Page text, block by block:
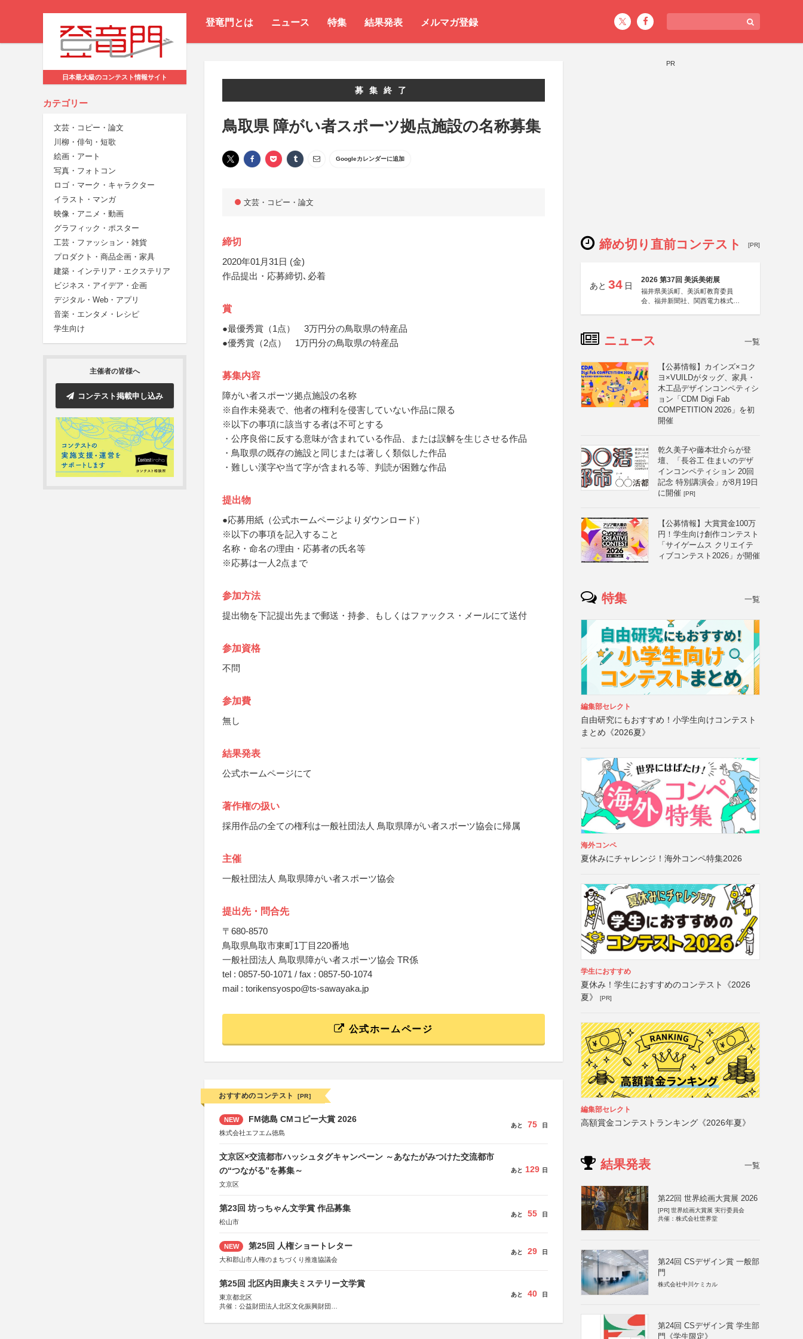
登竜門とは ニュース 特集 結果発表 メルマガ登録
日本最大級のコンテスト情報サイト
カテゴリー
文芸・コピー・論文
川柳・俳句・短歌
絵画・アート
写真・フォトコン
ロゴ・マーク・キャラクター
イラスト・マンガ
映像・アニメ・動画
グラフィック・ポスター
工芸・ファッション・雑貨
プロダクト・商品企画・家具
建築・インテリア・エクステリア
ビジネス・アイデア・企画
デジタル・Web・アプリ
音楽・エンタメ・レシピ
学生向け
主催者の皆様へ
コンテスト掲載申し込み
募集終了
鳥取県 障がい者スポーツ拠点施設の名称募集
Googleカレンダーに追加
文芸・コピー・論文
締切
2020年01月31日 (金)
作品提出・応募締切､必着
賞
●最優秀賞（1点） 3万円分の鳥取県の特産品
●優秀賞（2点） 1万円分の鳥取県の特産品
募集内容
障がい者スポーツ拠点施設の名称
※自作未発表で、他者の権利を侵害していない作品に限る
※以下の事項に該当する者は不可とする
・公序良俗に反する意味が含まれている作品、または誤解を生じさせる作品
・鳥取県の既存の施設と同じまたは著しく類似した作品
・難しい漢字や当て字が含まれる等、判読が困難な作品
提出物
●応募用紙（公式ホームページよりダウンロード）
※以下の事項を記入すること
名称・命名の理由・応募者の氏名等
※応募は一人2点まで
参加方法
提出物を下記提出先まで郵送・持参、もしくはファックス・メールにて送付
参加資格
不問
参加費
無し
結果発表
公式ホームページにて
著作権の扱い
採用作品の全ての権利は一般社団法人 鳥取県障がい者スポーツ協会に帰属
主催
一般社団法人 鳥取県障がい者スポーツ協会
提出先・問合先
〒680-8570
鳥取県鳥取市東町1丁目220番地
一般社団法人 鳥取県障がい者スポーツ協会 TR係
tel : 0857-50-1071 / fax : 0857-50-1074
mail : torikensyospo@ts-sawayaka.jp
公式ホームページ
おすすめのコンテスト [PR]
NEW FM徳島 CMコピー大賞 2026
株式会社エフエム徳島
あと 75 日
文京区×交流都市ハッシュタグキャンペーン ～あなたがみつけた交流都市
の“つながる”を募集～
文京区
あと 129 日
第23回 坊っちゃん文学賞 作品募集
松山市
あと 55 日
NEW 第25回 人権ショートレター
大和郡山市人権のまちづくり推進協議会
あと 29 日
第25回 北区内田康夫ミステリー文学賞
東京都北区
共催：公益財団法人北区文化振興財団
協賛：株式会社実業之日本社
あと 40 日
PR
締め切り直前コンテスト [PR]
あと 34 日
2026 第37回 美浜美術展
福井県美浜町、美浜町教育委員
会、福井新聞社、関西電力株式会
ニュース 一覧
【公募情報】カインズ×コク
ヨ×VUILDがタッグ、家具・
木工品デザインコンペティシ
ョン「CDM Digi Fab
COMPETITION 2026」を初
開催
乾久美子や藤本壮介らが登
壇、「長谷工 住まいのデザ
インコンペティション 20回
記念 特別講演会」が8月19日
に開催 [PR]
【公募情報】大賞賞金100万
円！学生向け創作コンテスト
「サイゲームス クリエイテ
ィブコンテスト2026」が開催
特集 一覧
編集部セレクト
自由研究にもおすすめ！小学生向けコンテスト
まとめ《2026夏》
海外コンペ
夏休みにチャレンジ！海外コンペ特集2026
学生におすすめ
夏休み！学生におすすめのコンテスト《2026
夏》
[PR]
編集部セレクト
高額賞金コンテストランキング《2026年夏》
結果発表 一覧
第22回 世界絵画大賞展 2026
[PR] 世界絵画大賞展 実行委員会
共催：株式会社世界堂
第24回 CSデザイン賞 一般部
門
株式会社中川ケミカル
第24回 CSデザイン賞 学生部
門《学生限定》